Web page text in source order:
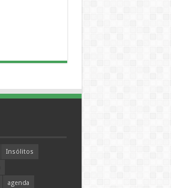
Insólitos
agenda